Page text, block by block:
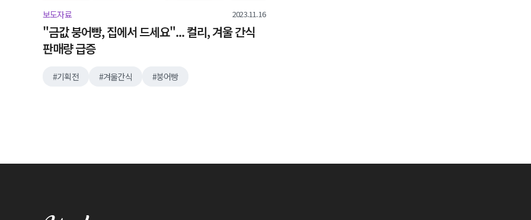
보도자료 2023.11.16
"금값 붕어빵, 집에서 드세요"... 컬리, 겨울 간식
판매량 급증
기획전 겨울간식 붕어빵